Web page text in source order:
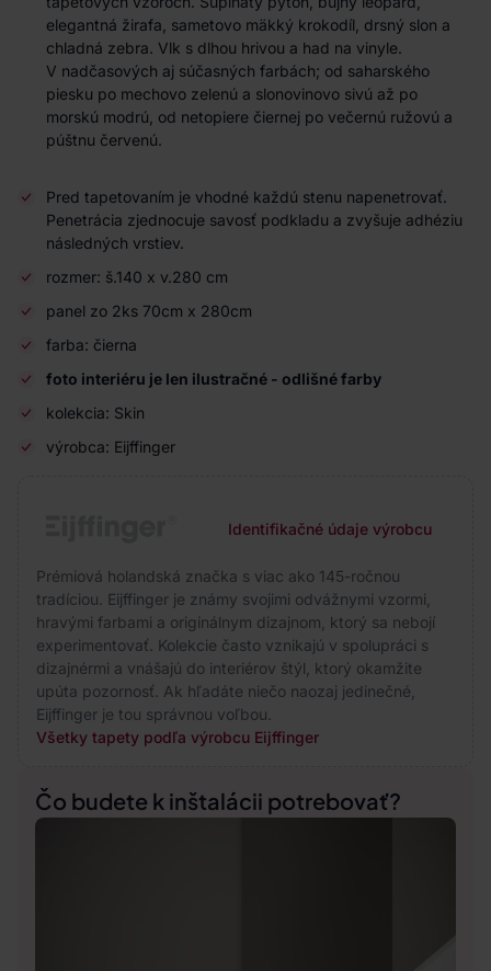
elegantná žirafa, sametovo mäkký krokodíl, drsný slon a
chladná zebra. Vlk s dlhou hrivou a had na vinyle.
V nadčasových aj súčasných farbách; od saharského
piesku po mechovo zelenú a slonovinovo sivú až po
morskú modrú, od netopiere čiernej po večernú ružovú a
púštnu červenú.
Pred tapetovaním je vhodné každú stenu napenetrovať.
Penetrácia zjednocuje savosť podkladu a zvyšuje adhéziu
následných vrstiev.
rozmer: š.140 x v.280 cm
panel zo 2ks 70cm x 280cm
farba: čierna
foto interiéru je len ilustračné - odlišné farby
kolekcia: Skin
výrobca: Eijffinger
Identifikačné údaje výrobcu
Prémiová holandská značka s viac ako 145-ročnou
tradíciou. Eijffinger je známy svojimi odvážnymi vzormi,
hravými farbami a originálnym dizajnom, ktorý sa nebojí
experimentovať. Kolekcie často vznikajú v spolupráci s
dizajnérmi a vnášajú do interiérov štýl, ktorý okamžite
upúta pozornosť. Ak hľadáte niečo naozaj jedinečné,
Eijffinger je tou správnou voľbou.
Všetky tapety podľa výrobcu Eijffinger
Čo budete k inštalácii potrebovať?